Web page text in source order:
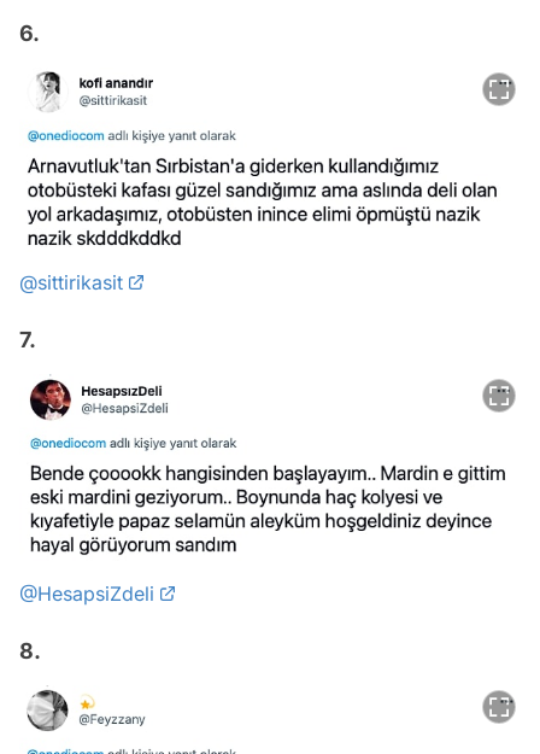
6.
@sittirikasit
7.
@HesapsiZdeli
8.